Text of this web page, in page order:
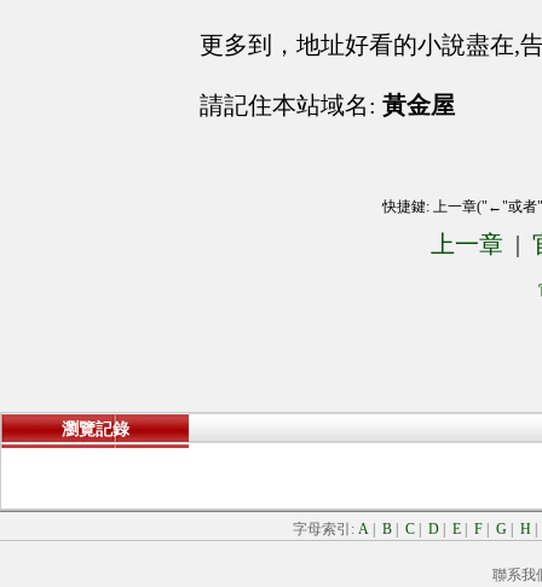
更多到，地址好看的小說盡在,
請記住本站域名: 黃金屋
快捷鍵: 上一章("←"或
上一章 |
瀏覽記錄
字母索引: A B C D E F G H
聯系我